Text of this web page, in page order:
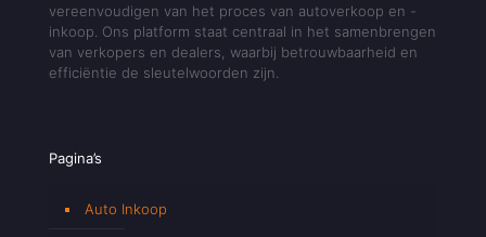
vereenvoudigen van het proces van autoverkoop en -
inkoop. Ons platform staat centraal in het samenbrengen
van verkopers en dealers, waarbij betrouwbaarheid en
efficiëntie de sleutelwoorden zijn.
Pagina’s
Auto Inkoop